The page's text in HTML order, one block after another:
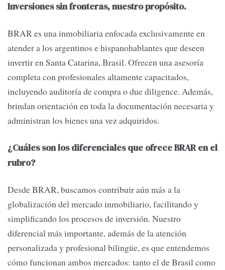
Inversiones sin fronteras, nuestro propósito.
BRAR es una inmobiliaria enfocada exclusivamente en
atender a los argentinos e hispanohablantes que deseen
invertir en Santa Catarina, Brasil. Ofrecen una asesoría
completa con profesionales altamente capacitados,
incluyendo auditoría de compra o due diligence. Además,
brindan orientación en toda la documentación necesaria y
administran los bienes una vez adquiridos.
¿Cuáles son los diferenciales que ofrece BRAR en el
rubro?
Desde BRAR, buscamos contribuir aún más a la
globalización del mercado inmobiliario, facilitando y
simplificando los procesos de inversión. Nuestro
diferencial más importante, además de la atención
personalizada y profesional bilingüe, es que entendemos
cómo funcionan ambos mercados: tanto el de Brasil como